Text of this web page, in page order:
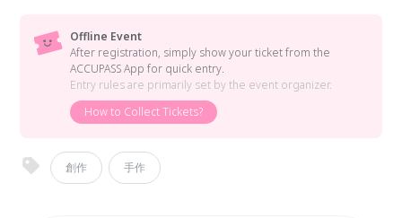
Offline Event
After registration, simply show your ticket from the
ACCUPASS App for quick entry.
Entry rules are primarily set by the event organizer.
How to Collect Tickets?
創作 手作